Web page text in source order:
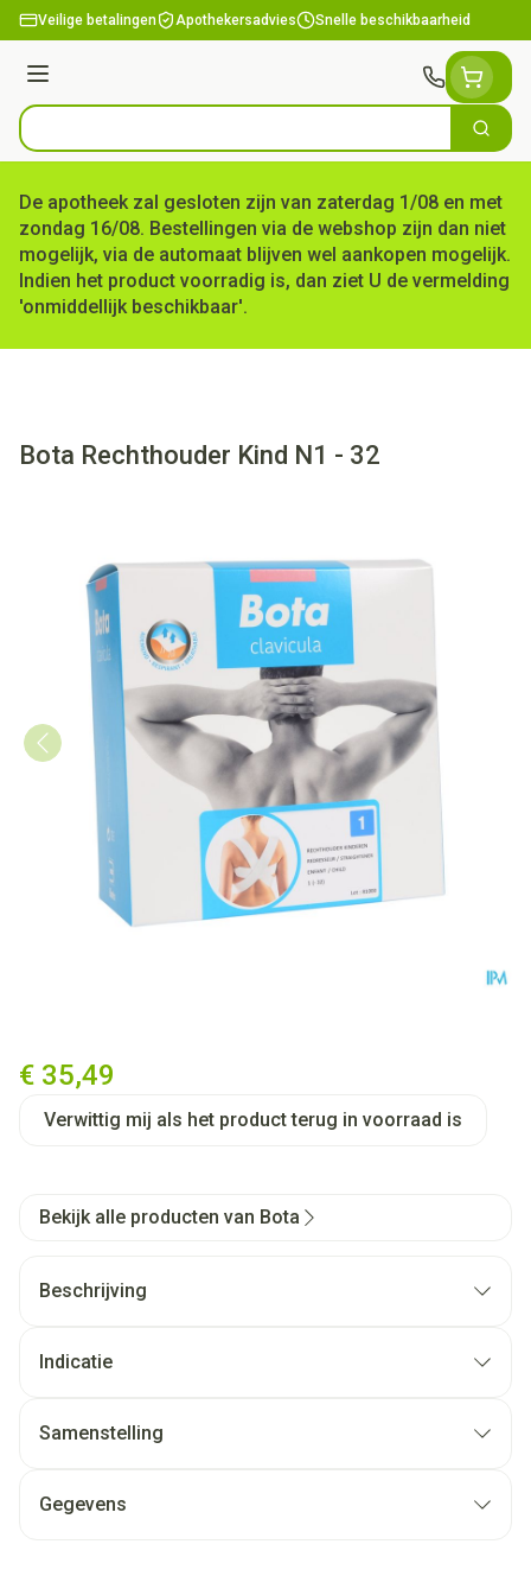
Ga naar de inhoud
Veilige betalingen Apothekersadvies Snelle beschikbaarheid
Menu
Product, merk, categorie... Zoek
De apotheek zal gesloten zijn van zaterdag 1/08 en met
zondag 16/08. Bestellingen via de webshop zijn dan niet
mogelijk, via de automaat blijven wel aankopen mogelijk.
Indien het product voorradig is, dan ziet U de vermelding
'onmiddellijk beschikbaar'.
Bota Rechthouder Kind N1 - 32
€ 35,49
Verwittig mij als het product terug in voorraad is
Bekijk alle producten van Bota
Beschrijving
Indicatie
Samenstelling
Gegevens